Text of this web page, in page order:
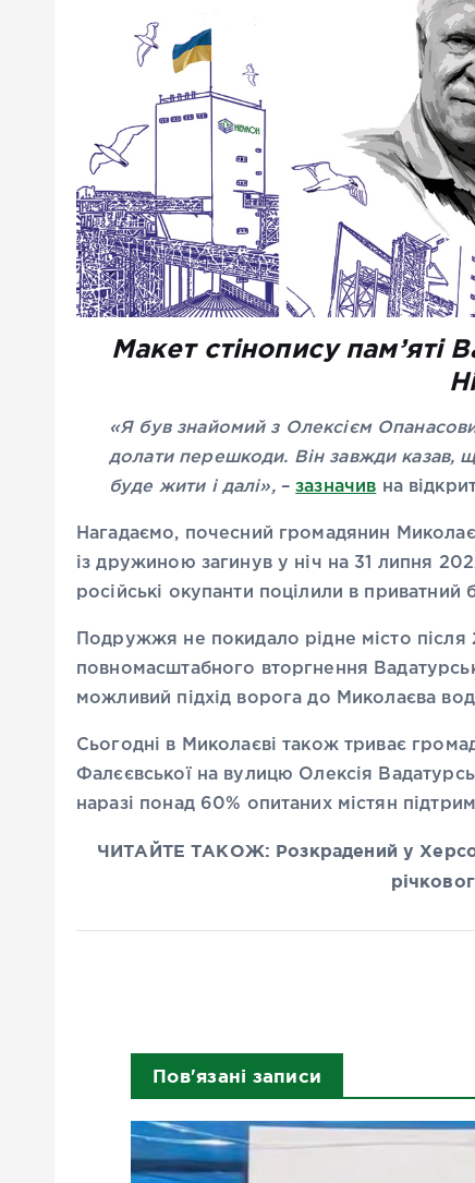
Макет стінопису
«Я був знайомий з Олексієм
долати перешкоди. Він завжди казав,
буде жити і далі»,–зазначив на
Нагадаємо, почесний громадянин
із дружиною загинув у ніч на 31 липня
російські окупанти поцілили в
Подружжя не покидало рідне місто
повномасштабного вторгнення
можливий підхід ворога до Миколаєва
Сьогодні в Миколаєві також триває
Фалєєвської на вулицю Олексія
наразі понад 60% опитаних містян
ЧИТАЙТЕ ТАКОЖ: Розкрадений у
Пов'язані записи